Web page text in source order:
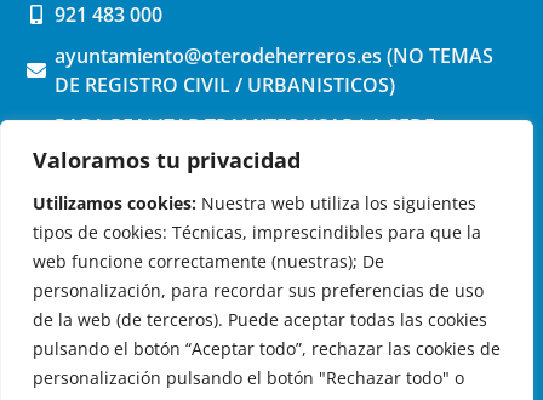
Valoramos tu privacidad
Utilizamos cookies: Nuestra web utiliza los siguientes
tipos de cookies: Técnicas, imprescindibles para que la
web funcione correctamente (nuestras); De
personalización, para recordar sus preferencias de uso
de la web (de terceros). Puede aceptar todas las cookies
pulsando el botón “Aceptar todo”, rechazar las cookies de
personalización pulsando el botón "Rechazar todo" o
921 483 000
ayuntamiento@oterodeherreros.es (NO TEMAS
DE REGISTRO CIVIL / URBANISTICOS)
PARA REALIZAR TRAMITES USAR LA SEDE
ELECTRONICA (pinchar aquí)
OTERO DE HERREROS EN LAS REDES